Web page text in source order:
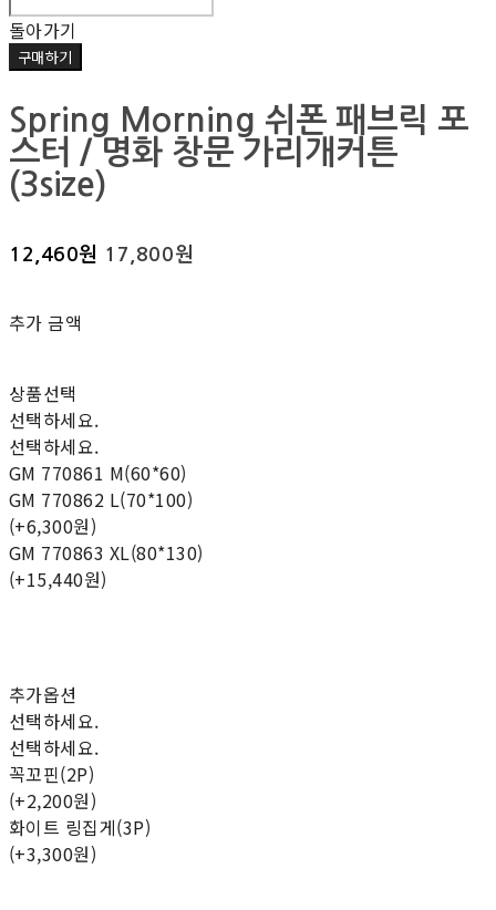
돌아가기
구매하기
Spring Morning 쉬폰 패브릭 포
스터 / 명화 창문 가리개커튼
(3size)
12,460원 17,800원
추가 금액
상품선택
선택하세요.
선택하세요.
GM 770861 M(60*60)
GM 770862 L(70*100)
(+6,300원)
GM 770863 XL(80*130)
(+15,440원)
추가옵션
선택하세요.
선택하세요.
꼭꼬핀(2P)
(+2,200원)
화이트 링집게(3P)
(+3,300원)